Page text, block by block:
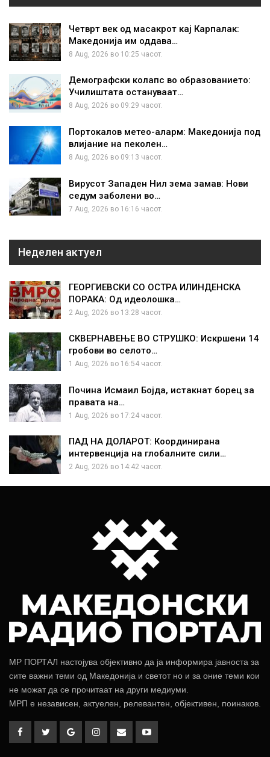
Четврт век од масакрот кај Карпалак:
Македонија им оддава…
8 Aug, 2026 во 10:25 часот.
Демографски колапс во образованието:
Училиштата остануваат…
8 Aug, 2026 во 09:29 часот.
Портокалов метео-аларм: Македонија под
влијание на пеколен…
8 Aug, 2026 во 09:13 часот.
Вирусот Западен Нил зема замав: Нови
седум заболени во…
7 Aug, 2026 во 16:16 часот.
Неделен актуел
ГЕОРГИЕВСКИ СО ОСТРА ИЛИНДЕНСКА
ПОРАКА: Од идеолошка…
2 Aug, 2026 во 13:28 часот.
СКВЕРНАВЕЊЕ ВО СТРУШКО: Искршени 14
гробови во селото…
1 Aug, 2026 во 16:54 часот.
Почина Исмаил Бојда, истакнат борец за
правата на…
1 Aug, 2026 во 17:24 часот.
ПАД НА ДОЛАРОТ: Координирана
интервенција на глобалните сили…
2 Aug, 2026 во 14:42 часот.
МР ПОРТАЛ настојува објективно да ја информира јавноста за
сите важни теми од Македонија и светот но и за оние теми кои
не можат да се прочитаат на други медиуми.
МРП е независен, актуелен, релевантен, објективен, поинаков.